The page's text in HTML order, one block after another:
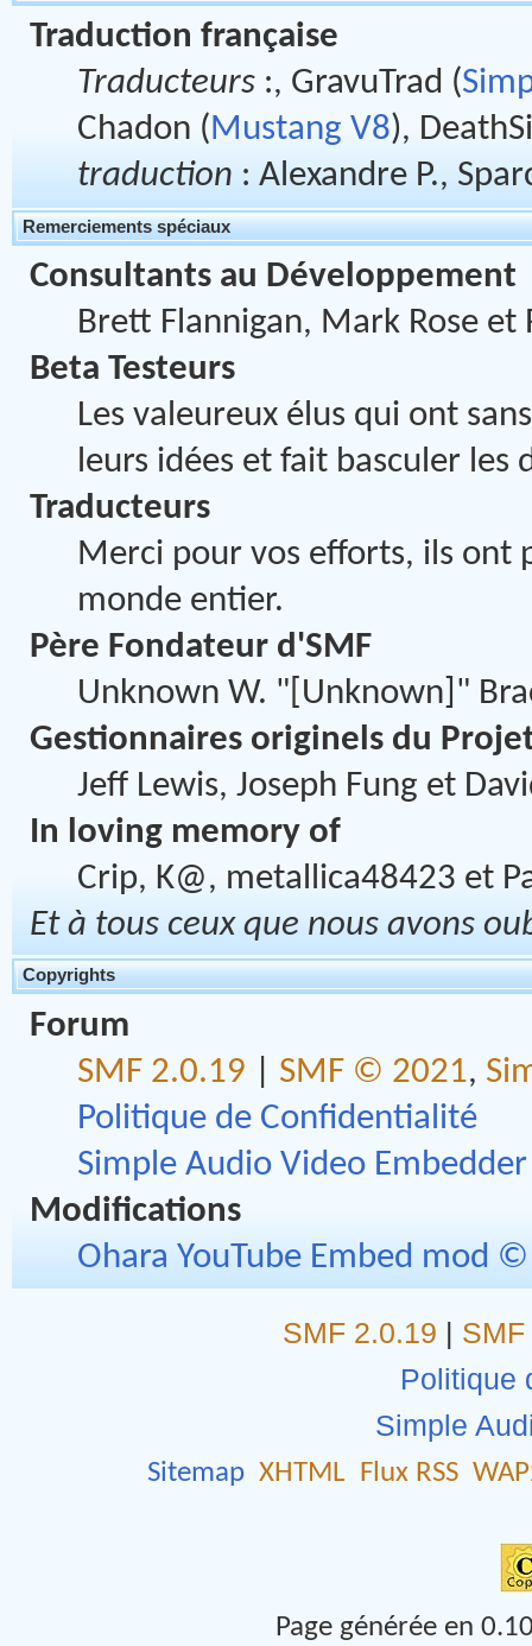
Traduction française
Traducteurs :, GravuTrad (
Chadon (Mustang V8),
traduction : Alexandre P.,
Remerciements spéciaux
Consultants au Développement
Brett Flannigan, Mark Rose
Beta Testeurs
Les valeureux élus qui ont
leurs idées et fait basculer les
Traducteurs
Merci pour vos efforts, ils ont
monde entier.
Père Fondateur d'SMF
Unknown W. "[Unknown]"
Gestionnaires originels du
Jeff Lewis, Joseph Fung et
In loving memory of
Crip, K@, metallica48423 et
Et à tous ceux que nous avons
Copyrights
Forum
SMF 2.0.19
SMF © 2021,
Politique de Confidentialité
Simple Audio Video Embedder
Modifications
Ohara YouTube Embed mod
SMF 2.0.19 |
Politique
Simple
Sitemap XHTML Flux RSS
Page générée en